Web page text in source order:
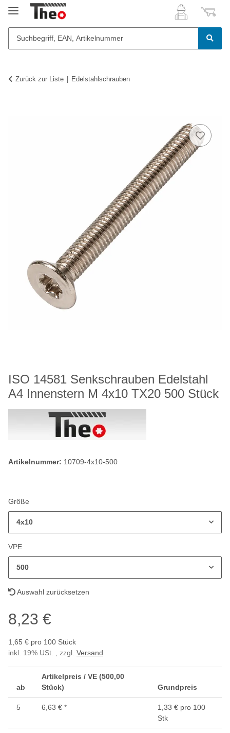
Zurück zur Liste Edelstahlschrauben
ISO 14581 Senkschrauben Edelstahl
A4 Innenstern M 4x10 TX20 500 Stück
Artikelnummer: 10709-4x10-500
Größe
4x10
VPE
500
Auswahl zurücksetzen
8,23 €
1,65 € pro 100 Stück
inkl. 19% USt. , zzgl. Versand
ab
Artikelpreis / VE (500,00
Stück)
Grundpreis
5 6,63 € *
1,33 € pro 100
Stk